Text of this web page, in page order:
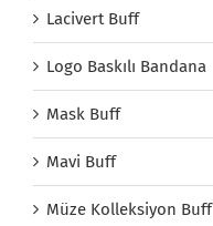
Lacivert Buff
Logo Baskılı Bandana
Mask Buff
Mavi Buff
Müze Kolleksiyon Buff